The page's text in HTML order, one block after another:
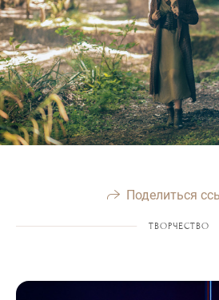
Поделиться
ТВОРЧЕСТВО